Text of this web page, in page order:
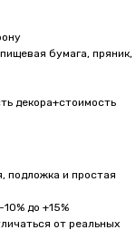
пищевая бумага, пряник,
декора+стоимость
подложка и простая
до +15%
от реальных